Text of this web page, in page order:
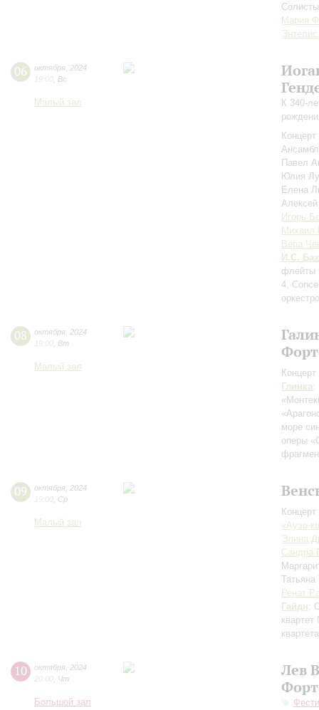
Мария
Энтелис
06 октября 2024
19:00 Вс
Малый зал
К 340-
Павел
Юлия
Елена
Игорь
Михаил
Вера
И.С. Бах
флейты
4,
08 октября 2024
19:00 Вт
Малый зал
Глинка:
море
оперы
09 октября 2024
19:00 Ср
Малый зал
«Ауэр-
Элина
Сандра
Ренат
Гайдн:
10 октября 2024
20:00 Чт
Большой зал
Лев